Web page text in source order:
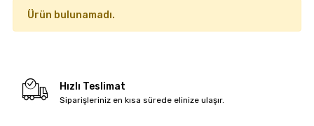
Ürün bulunamadı.
Hızlı Teslimat
Siparişleriniz en kısa sürede elinize ulaşır.